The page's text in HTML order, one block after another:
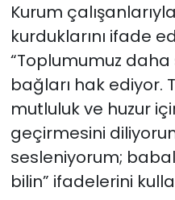
Kurum
kurduklarını ifade
“Toplumumuz daha
bağları hak ediyor.
mutluluk ve huzur
geçirmesini
sesleniyorum;
bilin” ifadelerini